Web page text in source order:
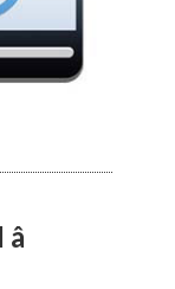
â